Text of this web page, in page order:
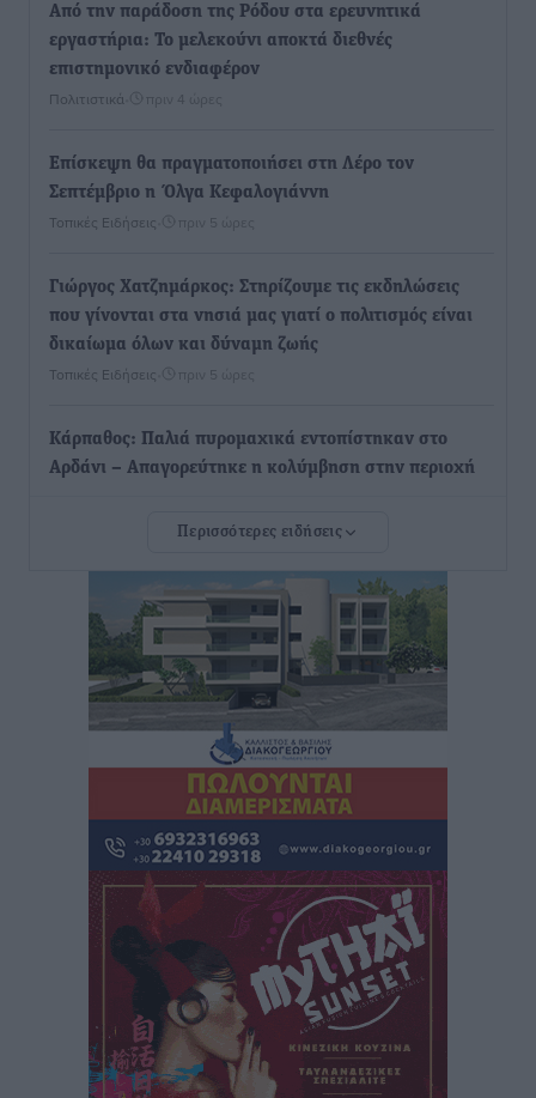
Από την παράδοση της Ρόδου στα ερευνητικά
εργαστήρια: Το μελεκούνι αποκτά διεθνές
επιστημονικό ενδιαφέρον
Πολιτιστικά πριν 4 ώρες
Επίσκεψη θα πραγματοποιήσει στη Λέρο τον
Σεπτέμβριο η Όλγα Κεφαλογιάννη
Τοπικές Ειδήσεις πριν 5 ώρες
Γιώργος Χατζημάρκος: Στηρίζουμε τις εκδηλώσεις
που γίνονται στα νησιά μας γιατί ο πολιτισμός είναι
δικαίωμα όλων και δύναμη ζωής
Τοπικές Ειδήσεις πριν 5 ώρες
Κάρπαθος: Παλιά πυρομαχικά εντοπίστηκαν στο
Αρδάνι – Απαγορεύτηκε η κολύμβηση στην περιοχή
εφησυχασμού» – Σε πλήρη ετοιμότητα ο μηχανισμός
Ειδήσεις• πριν 6 ώρες
Καιρός: Επιμένουν οι υψηλές θερμοκρασίες – Ισχυρά
μελτέμια έως 9 μποφόρ, σε «Red Code» 6 περιοχές
πριν 7 ώρες
Τα φοιτητικά ενοίκια «τινάζουν στον αέρα» τους
οικογενειακούς προϋπολογισμούς
Ειδήσεις • πριν 7 ώρες
Δύο νέοι ξενώνες παραδόθηκαν στις Ένοπλες
Δυνάμεις στη νήσο Ρω
Τοπικές Ειδήσεις πριν 8 ώρες
Συνεχίζεται η έξοδος του Αυγούστου – Πάνω από
34.000 αναχωρούν σήμερα μόνο από τον Πειραιά
Περισσότερες ειδήσεις